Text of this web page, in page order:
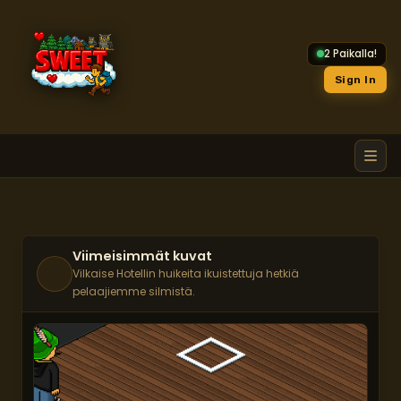
2 Paikalla!
Sign In
Viimeisimmät kuvat
Vilkaise Hotellin huikeita ikuistettuja hetkiä
pelaajiemme silmistä.